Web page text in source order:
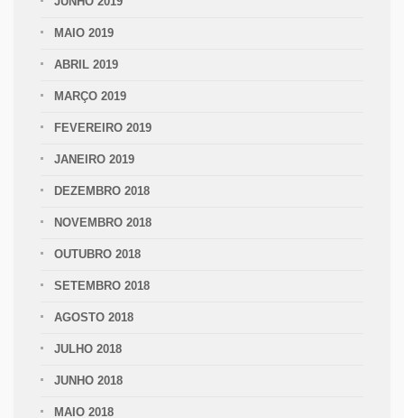
MAIO 2019
ABRIL 2019
MARÇO 2019
FEVEREIRO 2019
JANEIRO 2019
DEZEMBRO 2018
NOVEMBRO 2018
OUTUBRO 2018
SETEMBRO 2018
AGOSTO 2018
JULHO 2018
JUNHO 2018
MAIO 2018